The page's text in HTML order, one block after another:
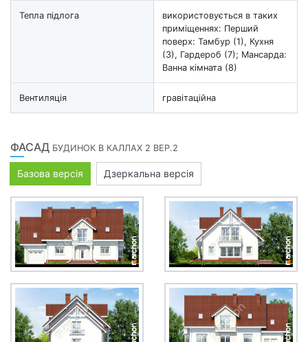
Тепла підлога
використовується в таких
приміщеннях: Перший
поверх: Тамбур (1), Кухня
(3), Гардероб (7); Мансарда:
Ванна кімната (8)
Вентиляція гравітаційна
ФАСАД БУДИНОК В КАЛЛАХ 2 ВЕР.2
Базова версія Дзеркальна версія